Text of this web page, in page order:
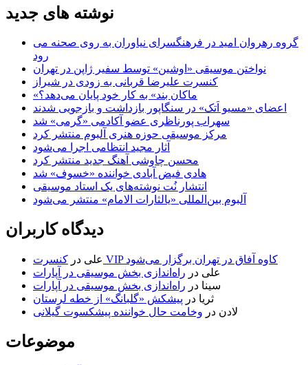
نوشته های جدید
گروه رهروان امید در فرهنگسرای نیاوران به روی صحنه می
رود
نواختن موسیقی «اوشین» توسط سفیر ژاپن در تهران
کنسرت علیرضا قربانی به زودی در شیراز
«ماکان بند» به کار خود پایان می‌دهد؟
اعضای «مسیو اَتک» در سنگاپور بازداشت و بازجویی شدند
سهراب پورناظری عضو آکادمی «گرمی» شد
مرکز موسیقی حوزه هنری آلبوم منتشر کرد
آثار مجید انتظامی اجرا می‌شود
محسن چاوشی آهنگ جدید منتشر کرد
هادی فیض آبادی خواننده «خسوف» شد
انتشار نُت نوشته‌های یک استاد موسیقی
آلبوم بین‌المللی «یالثارات الامام» منتشر می‌شود
دیدگاه کاربران
علی در
کنسرت VIP کاوه آفاق در تهران برگزار می‌شود
علی در راه‌اندازی بخش موسیقی در آپارات
سینا در راه‌اندازی بخش موسیقی در آپارات
ثریا در پیشکش «گلبانگ» از خطه لرستان
لادن در وخامت حال خواننده پیشکسوت گیلانی
موضوعات